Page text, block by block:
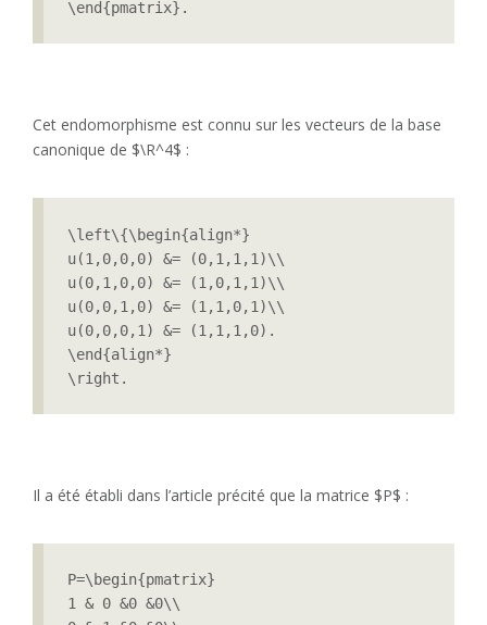
\end{pmatrix}.
Cet endomorphisme est connu sur les vecteurs de la base
canonique de $\R^4$ :
\left\{\begin{align*}
u(1,0,0,0) &= (0,1,1,1)\\
u(0,1,0,0) &= (1,0,1,1)\\
u(0,0,1,0) &= (1,1,0,1)\\
u(0,0,0,1) &= (1,1,1,0).
\end{align*}
\right.
Il a été établi dans l’article précité que la matrice $P$ :
P=\begin{pmatrix}
1 & 0 &0 &0\\